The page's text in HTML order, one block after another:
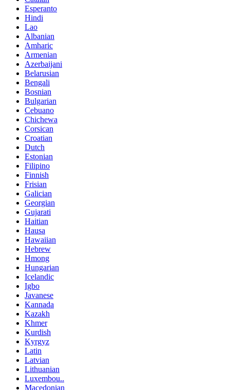
Esperanto
Hindi
Lao
Albanian
Amharic
Armenian
Azerbaijani
Belarusian
Bengali
Bosnian
Bulgarian
Cebuano
Chichewa
Corsican
Croatian
Dutch
Estonian
Filipino
Finnish
Frisian
Galician
Georgian
Gujarati
Haitian
Hausa
Hawaiian
Hebrew
Hmong
Hungarian
Icelandic
Igbo
Javanese
Kannada
Kazakh
Khmer
Kurdish
Kyrgyz
Latin
Latvian
Lithuanian
Luxembou..
Macedonian